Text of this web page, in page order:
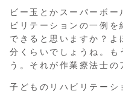
ビー玉とかスーパーボ
ビリテーションの一例
できると思いますか？よ
分くらいでしょうね。も
う。それが作業療法士の
子どものリハビリテーシ